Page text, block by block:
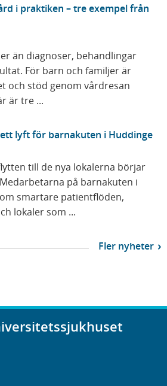
i praktiken – tre exempel från
än diagnoser, behandlingar
För barn och familjer är
och stöd genom vårdresan
är tre ...
lyft för barnakuten i Huddinge
till de nya lokalerna börjar
på barnakuten i
smartare patientflöden,
lokaler som ...
Fler nyheter